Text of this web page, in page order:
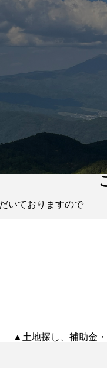
いておりますので
▲土地探し、補助金